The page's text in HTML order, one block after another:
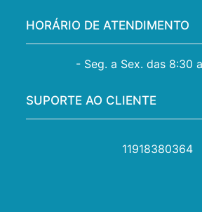
HORÁRIO DE ATENDIMENTO
- Seg. a Sex. das 8:30
SUPORTE AO CLIENTE
11918380364